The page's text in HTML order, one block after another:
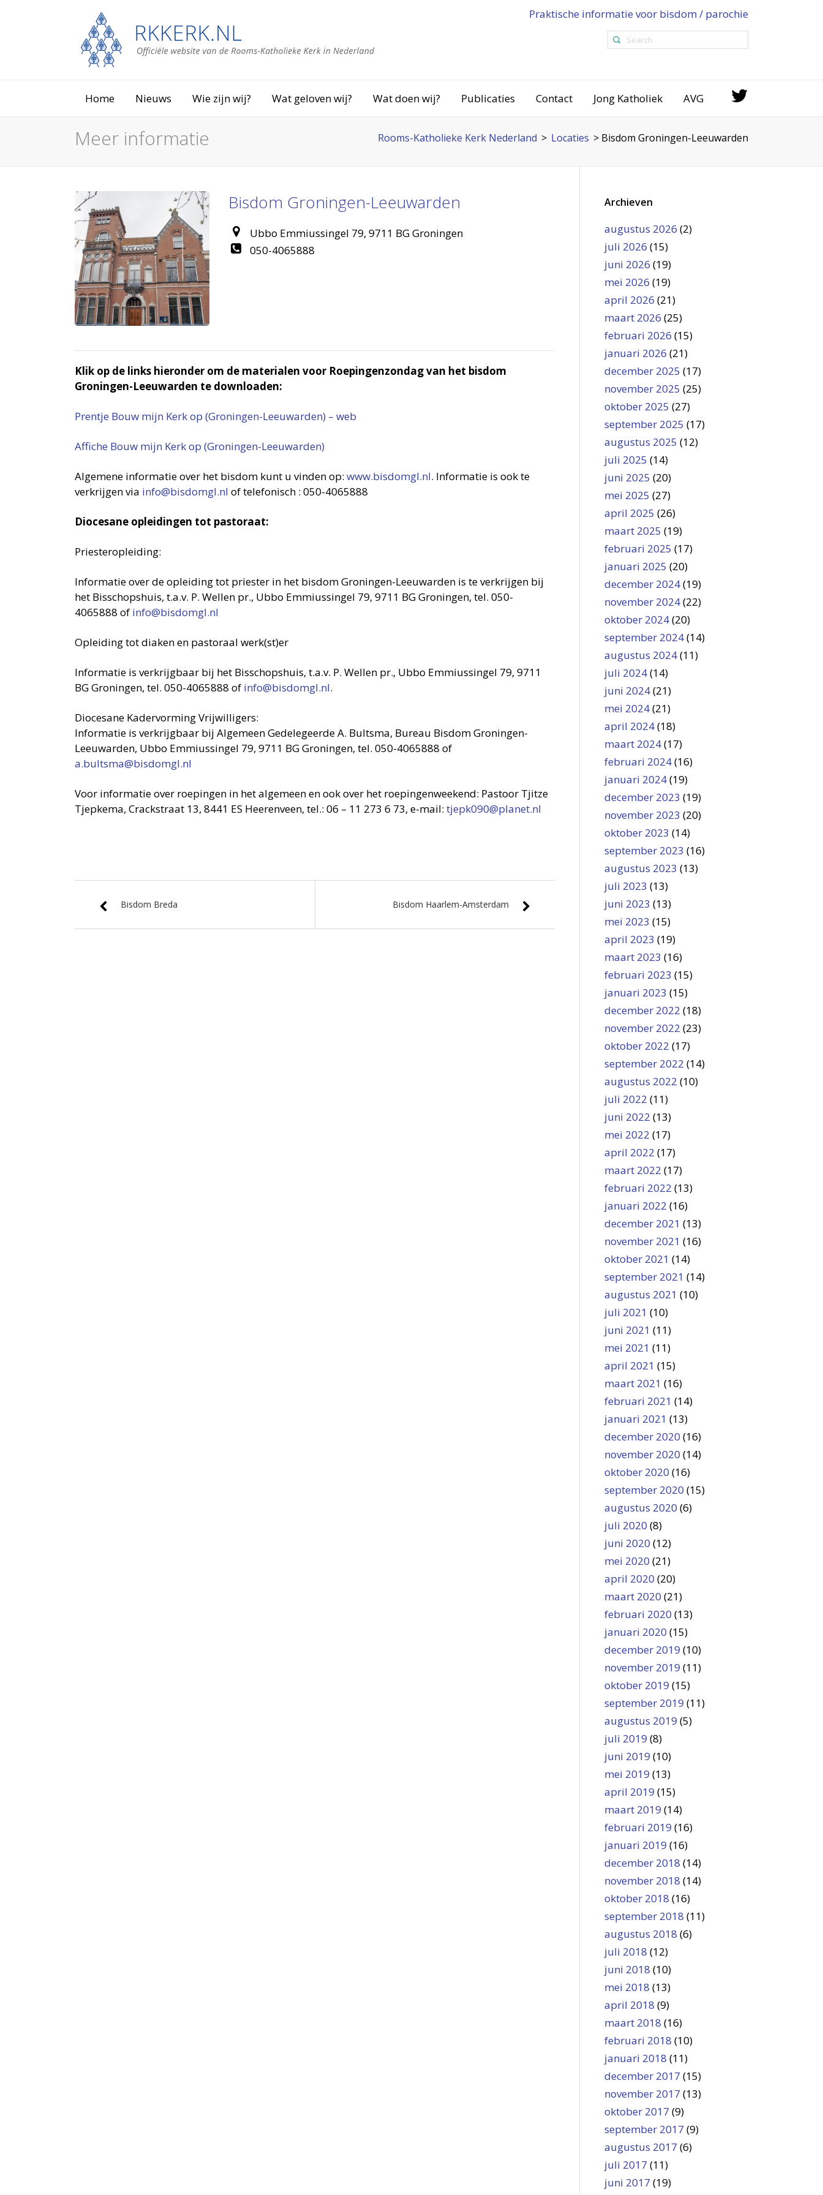
Praktische informatie voor bisdom / parochie
Home Nieuws Wie zijn wij? Wat geloven wij? Wat doen wij? Publicaties Contact Jong Katholiek AVG
Meer informatie Rooms-Katholieke Kerk Nederland > Locaties > Bisdom Groningen-Leeuwarden
Bisdom Groningen-Leeuwarden
Ubbo Emmiussingel 79, 9711 BG Groningen
050-4065888
Klik op de links hieronder om de materialen voor Roepingenzondag van het bisdom
Groningen-Leeuwarden te downloaden:
Prentje Bouw mijn Kerk op (Groningen-Leeuwarden) – web
Affiche Bouw mijn Kerk op (Groningen-Leeuwarden)
Algemene informatie over het bisdom kunt u vinden op: www.bisdomgl.nl. Informatie is ook te
verkrijgen via info@bisdomgl.nl of telefonisch : 050-4065888
Diocesane opleidingen tot pastoraat:
Priesteropleiding:
Informatie over de opleiding tot priester in het bisdom Groningen-Leeuwarden is te verkrijgen bij
het Bisschopshuis, t.a.v. P. Wellen pr., Ubbo Emmiussingel 79, 9711 BG Groningen, tel. 050-
4065888 of info@bisdomgl.nl
Opleiding tot diaken en pastoraal werk(st)er
Informatie is verkrijgbaar bij het Bisschopshuis, t.a.v. P. Wellen pr., Ubbo Emmiussingel 79, 9711
BG Groningen, tel. 050-4065888 of info@bisdomgl.nl.
Diocesane Kadervorming Vrijwilligers:
Informatie is verkrijgbaar bij Algemeen Gedelegeerde A. Bultsma, Bureau Bisdom Groningen-
Leeuwarden, Ubbo Emmiussingel 79, 9711 BG Groningen, tel. 050-4065888 of
a.bultsma@bisdomgl.nl
Voor informatie over roepingen in het algemeen en ook over het roepingenweekend: Pastoor Tjitze
Tjepkema, Crackstraat 13, 8441 ES Heerenveen, tel.: 06 – 11 273 6 73, e-mail: tjepk090@planet.nl
Bisdom Breda Bisdom Haarlem-Amsterdam
Archieven
augustus 2026 (2)
juli 2026 (15)
juni 2026 (19)
mei 2026 (19)
april 2026 (21)
maart 2026 (25)
februari 2026 (15)
januari 2026 (21)
december 2025 (17)
november 2025 (25)
oktober 2025 (27)
september 2025 (17)
augustus 2025 (12)
juli 2025 (14)
juni 2025 (20)
mei 2025 (27)
april 2025 (26)
maart 2025 (19)
februari 2025 (17)
januari 2025 (20)
december 2024(19)
november 2024(22)
oktober 2024(20)
september 2024(14)
augustus 2024(11)
juli 2024(14)
juni 2024(21)
mei 2024(21)
april 2024(18)
maart 2024(17)
februari 2024(16)
januari 2024(19)
december 2023 (19)
november 2023 (20)
oktober 2023 (14)
september 2023 (16)
augustus 2023 (13)
juli 2023 (13)
juni 2023 (13)
mei 2023 (15)
april 2023 (19)
maart 2023 (16)
februari 2023 (15)
januari 2023 (15)
december 2022 (18)
november 2022 (23)
oktober 2022 (17)
september 2022 (14)
augustus 2022 (10)
juli 2022 (11)
juni 2022 (13)
mei 2022 (17)
april 2022 (17)
maart 2022 (17)
februari 2022 (13)
januari 2022 (16)
december 2021 (13)
november 2021 (16)
oktober 2021 (14)
september 2021 (14)
augustus 2021 (10)
juli 2021 (10)
juni 2021 (11)
mei 2021 (11)
april 2021 (15)
maart 2021 (16)
februari 2021 (14)
januari 2021 (13)
december 2020 (16)
november 2020 (14)
oktober 2020 (16)
september 2020 (15)
augustus 2020 (6)
juli 2020 (8)
juni 2020 (12)
mei 2020 (21)
april 2020 (20)
maart 2020 (21)
februari 2020 (13)
januari 2020 (15)
december 2019 (10)
november 2019 (11)
oktober 2019 (15)
september 2019 (11)
augustus 2019 (5)
juli 2019 (8)
juni 2019 (10)
mei 2019 (13)
april 2019 (15)
maart 2019 (14)
februari 2019 (16)
januari 2019 (16)
december 2018 (14)
november 2018 (14)
oktober 2018 (16)
september 2018 (11)
augustus 2018 (6)
juli 2018 (12)
juni 2018 (10)
mei 2018 (13)
april 2018 (9)
maart 2018 (16)
februari 2018 (10)
januari 2018 (11)
december 2017 (15)
november 2017 (13)
oktober 2017 (9)
september 2017 (9)
augustus 2017 (6)
juli 2017 (11)
juni 2017 (19)